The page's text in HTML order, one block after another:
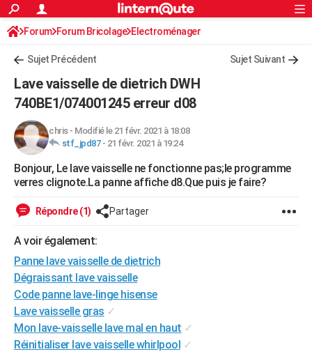
ACTUALITÉS
Politique
Société
Faits Divers
Education
Monde
Villes
+
Programme TV
TNTStreaming
Cinéma
Sorties cinéma
Musique
+FINANCE
Retraite
Impôts
Epargne
Immobilier
Risques naturels par ville
Banque
Assurance
Crédit
AUTO
Essais
Réserver un essai
Citadines
Berlines
SUV
Forum auto
HIGH-TECH
Mobiles
Meilleur smartphone
Internet
Ordinateurs
Jeux vidéo
Guide high-tech
+BRICOLAGE
Forum
Aménagement intérieur
Extérieur
Cuisine
Salle de bains
Jardinage
Rangement
WEEK-END
Guides de France
Escapades
Patrimoine
Expositions
Musées
Week-end nature
+LIFESTYLE
Art de vivre
Bien-être
Loisirs
Mode
Modes de vie
SANTE
Alimentation
Guide de la santé
Maladies
Médicaments
Sommeil
VOYAGE
Destinations
City break
Voyage nature
Voyage de noces
Forum
Climat
+PHOTO
S'inscrire
Connexion
Forum Forum Bricolage Electroménager
Sujet Précédent Sujet Suivant
Lave vaisselle de dietrich DWH
740BE1/074001245 erreur d08
chris- Modifié le 21 févr. 2021 à 18:08
stf_jpd87- 21 févr. 2021 à 19:24
Bonjour, Le lave vaisselle ne fonctionne pas;le programme
verres clignote.La panne affiche d8.Que puis je faire?
Répondre (1) Partager
A voir également:
Panne lave vaisselle de dietrich
Dégraissant lave vaisselle
Code panne lave-linge hisense
Lave vaisselle gras ✓
Mon lave-vaisselle lave mal en haut ✓
Réinitialiser lave vaisselle whirlpool ✓